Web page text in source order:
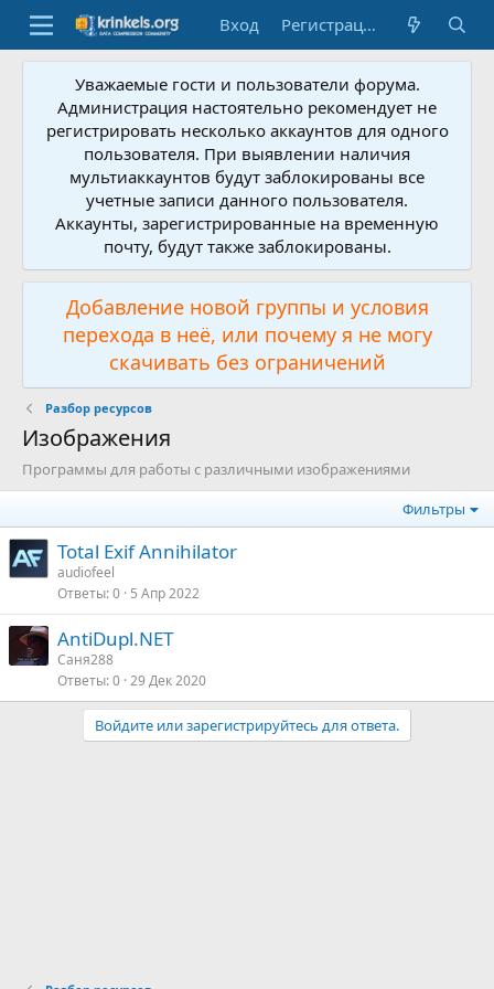
Вход Регистрация
Уважаемые гости и пользователи форума.
Администрация настоятельно рекомендует не
регистрировать несколько аккаунтов для одного
пользователя. При выявлении наличия
мультиаккаунтов будут заблокированы все
учетные записи данного пользователя.
Аккаунты, зарегистрированные на временную
почту, будут также заблокированы.
Добавление новой группы и условия
перехода в неё, или почему я не могу
скачивать без ограничений
Разбор ресурсов
Изображения
Программы для работы с различными изображениями
Фильтры
Total Exif Annihilator
audiofeel
Ответы 0 5 Апр 2022
AntiDupl.NET
Саня288
Ответы 0 29 Дек 2020
Войдите или зарегистрируйтесь для ответа.